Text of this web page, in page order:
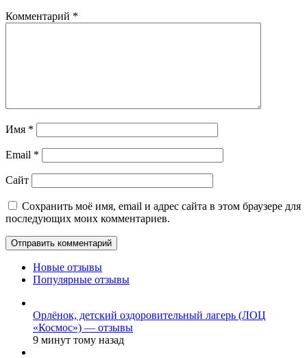
Комментарий *
Имя *
Email *
Сайт
Сохранить моё имя, email и адрес сайта в этом браузере для
последующих моих комментариев.
Новые отзывы
Популярные отзывы
Орлёнок, детский оздоровительный лагерь (ЛОЦ
«Космос») — отзывы
9 минут тому назад